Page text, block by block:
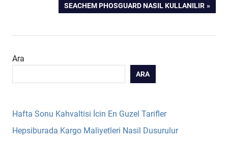
gezinmesi
NEXT
POST:
SEACHEM PHOSGUARD NASIL KULLANILIR
Ara
ARA
Hafta Sonu Kahvaltisi İcin En Guzel Tarifler
Hepsiburada Kargo Maliyetleri Nasil Dusurulur